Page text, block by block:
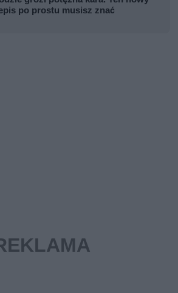
po prostu musisz znać